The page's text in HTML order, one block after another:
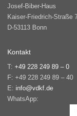
Josef-Biber-Haus
Kaiser-Friedrich-Straße
D-53113 Bonn
Kontakt
T: +49 228 249 89 – 0
F: +49 228 249 89 – 40
E: info@vdkf.de
WhatsApp: